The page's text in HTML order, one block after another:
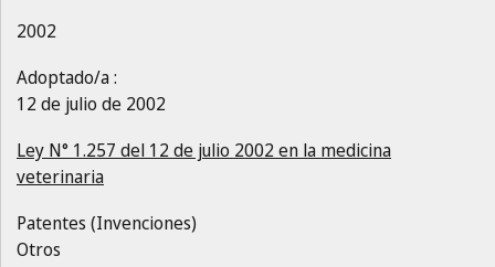
2002
Adoptado/a :
12 de julio de 2002
Ley N° 1.257 del 12 de julio 2002 en la medicina
veterinaria
Patentes (Invenciones)
Otros